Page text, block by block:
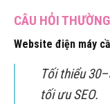
CÂU HỎI
Website điện máy
Tối thiểu
tối ưu SEO.